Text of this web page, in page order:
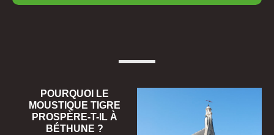
POURQUOI LE
MOUSTIQUE TIGRE
PROSPÈRE-T-IL À
BÉTHUNE ?